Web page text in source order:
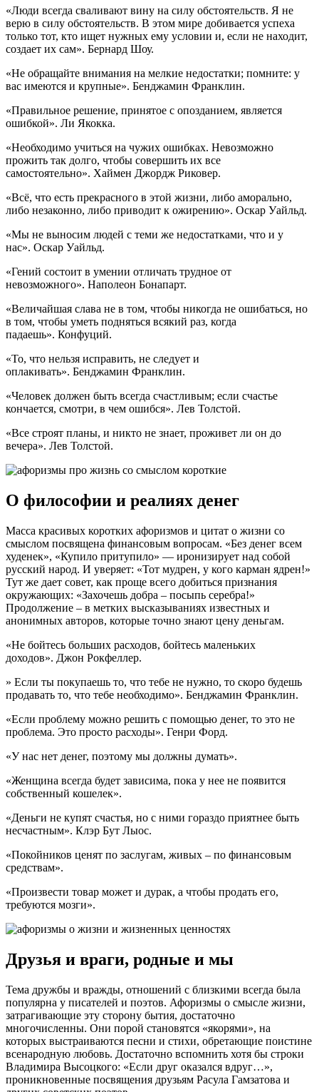
«Люди всегда сваливают вину на силу обстоятельств. Я не
верю в силу обстоятельств. В этом мире добивается успеха
только тот, кто ищет нужных ему условии и, если не находит,
создает их сам». Бернард Шоу.
«Не обращайте внимания на мелкие недостатки; помните: у
вас имеются и крупные». Бенджамин Франклин.
«Правильное решение, принятое с опозданием, является
ошибкой». Ли Якокка.
«Необходимо учиться на чужих ошибках. Невозможно
прожить так долго, чтобы совершить их все
самостоятельно». Хаймен Джордж Риковер.
«Всё, что есть прекрасного в этой жизни, либо аморально,
либо незаконно, либо приводит к ожирению». Оскар Уайльд.
«Мы не выносим людей с теми же недостатками, что и у
нас». Оскар Уайльд.
«Гений состоит в умении отличать трудное от
невозможного». Наполеон Бонапарт.
«Величайшая слава не в том, чтобы никогда не ошибаться, но
в том, чтобы уметь подняться всякий раз, когда
падаешь». Конфуций.
«То, что нельзя исправить, не следует и
оплакивать». Бенджамин Франклин.
«Человек должен быть всегда счастливым; если счастье
кончается, смотри, в чем ошибся». Лев Толстой.
«Все строят планы, и никто не знает, проживет ли он до
вечера». Лев Толстой.
О философии и реалиях денег
Масса красивых коротких афоризмов и цитат о жизни со
смыслом посвящена финансовым вопросам. «Без денег всем
худенек», «Купило притупило» — иронизирует над собой
русский народ. И уверяет: «Тот мудрен, у кого карман ядрен!»
Тут же дает совет, как проще всего добиться признания
окружающих: «Захочешь добра – посыпь серебра!»
Продолжение – в метких высказываниях известных и
анонимных авторов, которые точно знают цену деньгам.
«Не бойтесь больших расходов, бойтесь маленьких
доходов». Джон Рокфеллер.
» Если ты покупаешь то, что тебе не нужно, то скоро будешь
продавать то, что тебе необходимо». Бенджамин Франклин.
«Если проблему можно решить с помощью денег, то это не
проблема. Это просто расходы». Генри Форд.
«У нас нет денег, поэтому мы должны думать».
«Женщина всегда будет зависима, пока у нее не появится
собственный кошелек».
«Деньги не купят счастья, но с ними гораздо приятнее быть
несчастным». Клэр Бут Лыос.
«Покойников ценят по заслугам, живых – по финансовым
средствам».
«Произвести товар может и дурак, а чтобы продать его,
требуются мозги».
Друзья и враги, родные и мы
Тема дружбы и вражды, отношений с близкими всегда была
популярна у писателей и поэтов. Афоризмы о смысле жизни,
затрагивающие эту сторону бытия, достаточно
многочисленны. Они порой становятся «якорями», на
которых выстраиваются песни и стихи, обретающие поистине
всенародную любовь. Достаточно вспомнить хотя бы строки
Владимира Высоцкого: «Если друг оказался вдруг…»,
проникновенные посвящения друзьям Расула Гамзатова и